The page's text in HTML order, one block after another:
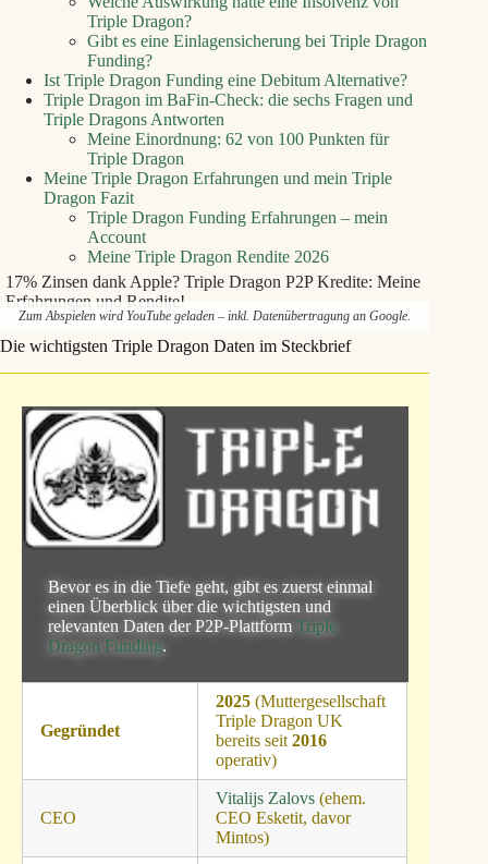
Triple Dragon?
Gibt es eine Einlagensicherung bei Triple Dragon
Funding?
Ist Triple Dragon Funding eine Debitum Alternative?
Triple Dragon im BaFin-Check: die sechs Fragen und
Triple Dragons Antworten
Meine Einordnung: 62 von 100 Punkten für
Triple Dragon
Meine Triple Dragon Erfahrungen und mein Triple
Dragon Fazit
Triple Dragon Funding Erfahrungen – mein
Account
Meine Triple Dragon Rendite 2026
17% Zinsen dank Apple? Triple Dragon P2P Kredite: Meine
Erfahrungen und Rendite!
Zum Abspielen wird YouTube geladen – inkl. Datenübertragung an Google.
Die wichtigsten Triple Dragon Daten im Steckbrief
Bevor es in die Tiefe geht, gibt es zuerst einmal
einen Überblick über die wichtigsten und
relevanten Daten der P2P‑Plattform Triple
Dragon Funding.
Gegründet
2025(Muttergesellschaft
Triple Dragon UK
bereits seit 2016
operativ)
CEO
Vitalijs Zalovs(ehem.
CEO Esketit, davor
Mintos)